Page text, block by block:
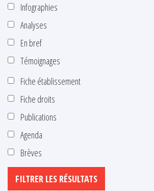
Infographies
Analyses
En bref
Témoignages
Fiche établissement
Fiche droits
Publications
Agenda
Brèves